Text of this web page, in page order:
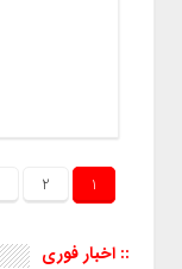
1
2
:: اخبار فوری